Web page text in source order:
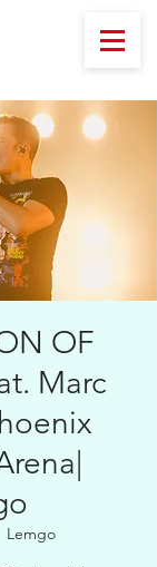
OF
Marc
Lemgo